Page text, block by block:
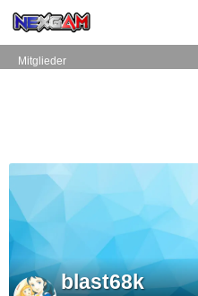
Mitglieder
blast68k